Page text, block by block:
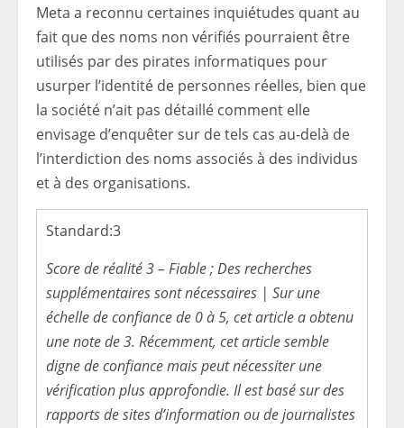
Meta a reconnu certaines inquiétudes quant au
fait que des noms non vérifiés pourraient être
utilisés par des pirates informatiques pour
usurper l’identité de personnes réelles, bien que
la société n’ait pas détaillé comment elle
envisage d’enquêter sur de tels cas au-delà de
l’interdiction des noms associés à des individus
et à des organisations.
Standard:3
Score de réalité 3 – Fiable ; Des recherches
supplémentaires sont nécessaires | Sur une
échelle de confiance de 0 à 5, cet article a obtenu
une note de 3. Récemment, cet article semble
digne de confiance mais peut nécessiter une
vérification plus approfondie. Il est basé sur des
rapports de sites d’information ou de journalistes